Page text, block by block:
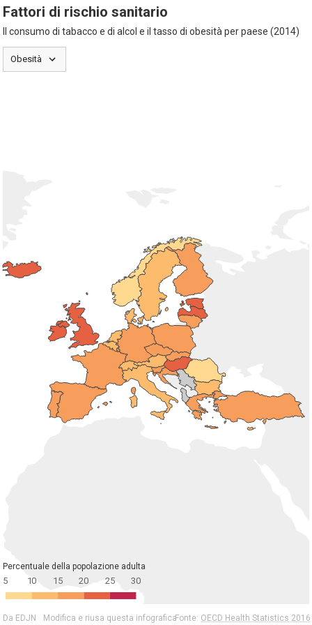
Obesità
Fattori di rischio sanitario
Il consumo di tabacco e di alcol e il tasso di obesità per paese (2014)
Percentuale della popolazione adulta
5 10 15 20 25 30
Fonte: OECD Health Statistics 2016
Modifica e riusa questa infografica
Da EDJN